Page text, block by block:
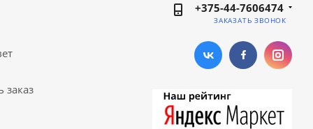
заказ
+375-44-7606474
ЗАКАЗАТЬ ЗВОНОК